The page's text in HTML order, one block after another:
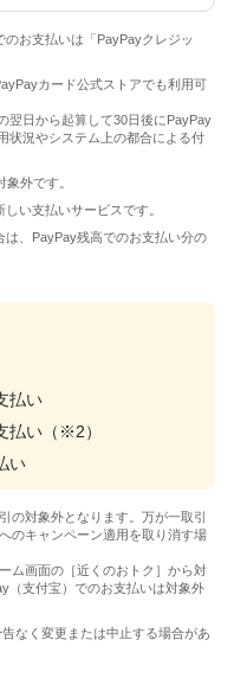
お支払いは「PayPayクレジッ
カード公式ストアでも利用可
翌日から起算して30日後にPayPay
状況やシステム上の都合による付
外です。
い支払いサービスです。
、PayPay残高でのお支払い分の
払い
払い（※2）
い
の対象外となります。万が一取引
のキャンペーン適用を取り消す場
ム画面の［近くのおトク］から対
（支付宝）でのお支払いは対象外
なく変更または中止する場合があ